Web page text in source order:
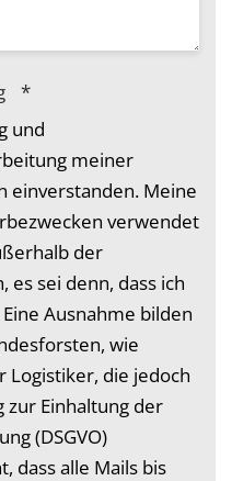
*
und
meiner
einverstanden. Meine
verwendet
der
sei denn, dass ich
Ausnahme bilden
wie
die jedoch
Einhaltung der
(DSGVO)
dass alle Mails bis